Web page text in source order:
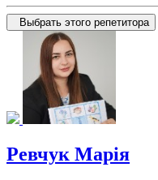
Выбрать этого репетитора
Ревчук Марія